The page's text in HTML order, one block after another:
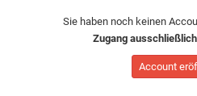
Sie haben noch keinen
Zugang
Account